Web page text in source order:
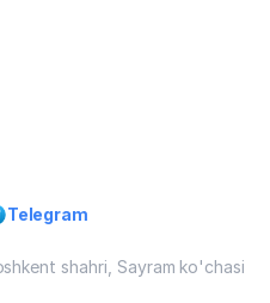
Telegram
shahri, Sayram ko'chasi